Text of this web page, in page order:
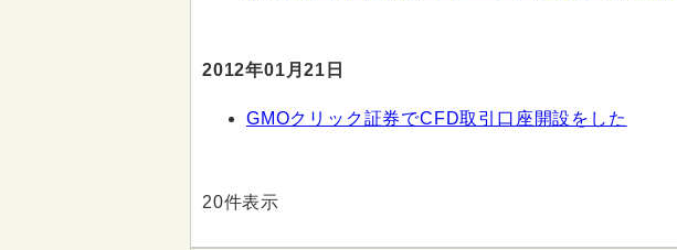
2012年01月21日
GMOクリック証券でCFD取引口座開設をした
20件表示